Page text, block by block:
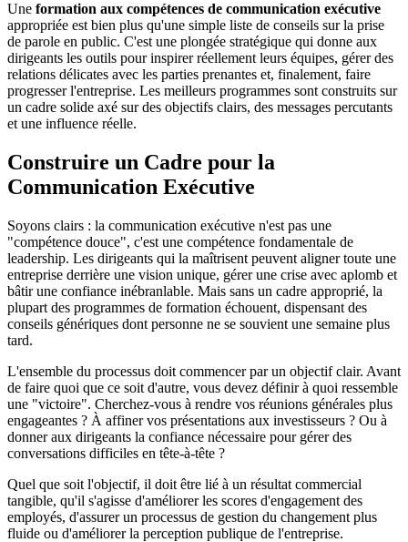
Une formation aux compétences de communication exécutive
appropriée est bien plus qu'une simple liste de conseils sur la prise
de parole en public. C'est une plongée stratégique qui donne aux
dirigeants les outils pour inspirer réellement leurs équipes, gérer des
relations délicates avec les parties prenantes et, finalement, faire
progresser l'entreprise. Les meilleurs programmes sont construits sur
un cadre solide axé sur des objectifs clairs, des messages percutants
et une influence réelle.
Construire un Cadre pour la
Communication Exécutive
Soyons clairs : la communication exécutive n'est pas une
"compétence douce", c'est une compétence fondamentale de
leadership. Les dirigeants qui la maîtrisent peuvent aligner toute une
entreprise derrière une vision unique, gérer une crise avec aplomb et
bâtir une confiance inébranlable. Mais sans un cadre approprié, la
plupart des programmes de formation échouent, dispensant des
conseils génériques dont personne ne se souvient une semaine plus
tard.
L'ensemble du processus doit commencer par un objectif clair. Avant
de faire quoi que ce soit d'autre, vous devez définir à quoi ressemble
une "victoire". Cherchez-vous à rendre vos réunions générales plus
engageantes ? À affiner vos présentations aux investisseurs ? Ou à
donner aux dirigeants la confiance nécessaire pour gérer des
conversations difficiles en tête-à-tête ?
Quel que soit l'objectif, il doit être lié à un résultat commercial
tangible, qu'il s'agisse d'améliorer les scores d'engagement des
employés, d'assurer un processus de gestion du changement plus
fluide ou d'améliorer la perception publique de l'entreprise.